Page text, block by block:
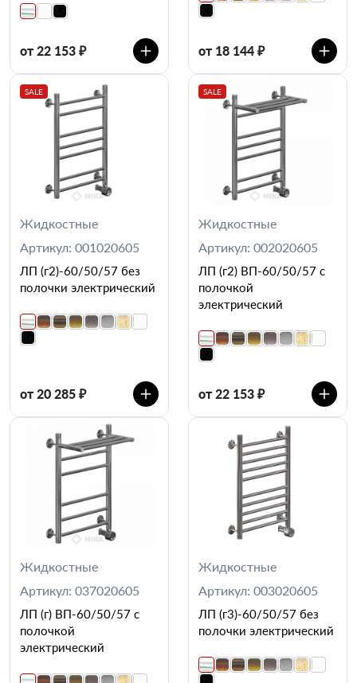
от 22 153 ₽ от 18 144 ₽
SALE
Жидкостные
Артикул: 001020605
ЛП (г2)-60/50/57 без
полочки электрический
от 20 285 ₽
SALE
Жидкостные
Артикул: 002020605
ЛП (г2) ВП-60/50/57 с
полочкой
электрический
от 22 153 ₽
Жидкостные
Артикул: 037020605
ЛП (г) ВП-60/50/57 с
полочкой
электрический
Жидкостные
Артикул: 003020605
ЛП (г3)-60/50/57 без
полочки электрический